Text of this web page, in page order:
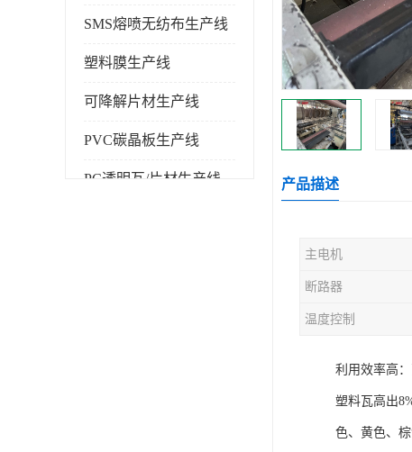
SMS熔喷无纺布生产线
塑料膜生产线
可降解片材生产线
PVC碳晶板生产线
PC透明瓦/片材生产线 产品描述
主电机
断路器
温度控制
利用效率高
塑料瓦高出
色、黄色、